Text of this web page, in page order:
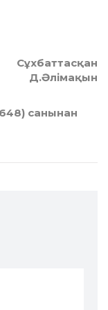
Сұхбаттасқан
Д.Әлімақын
санынан